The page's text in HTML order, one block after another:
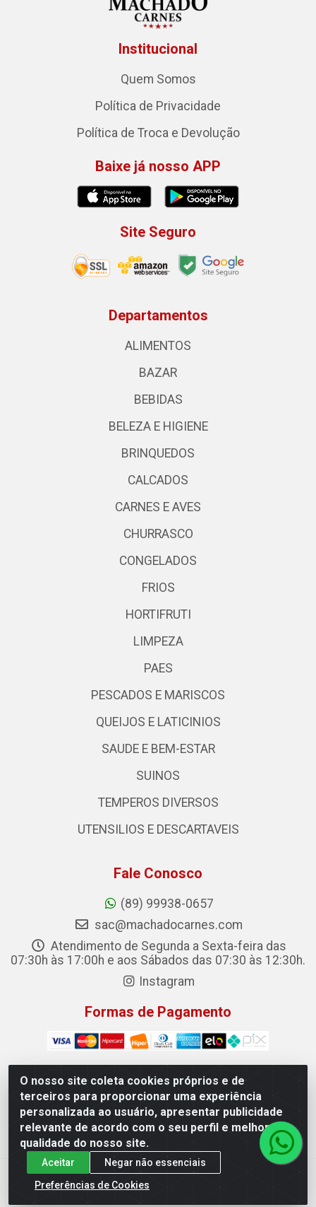
O nosso site coleta cookies próprios e de
terceiros para proporcionar uma experiência
personalizada ao usuário, apresentar publicidade
relevante de acordo com o seu perfil e melhorar a
qualidade do nosso site.
Aceitar
Negar não essenciais
Preferências de Cookies
Institucional
Quem Somos
Política de Privacidade
Política de Troca e Devolução
Baixe já nosso APP
Site Seguro
Departamentos
ALIMENTOS
BAZAR
BEBIDAS
BELEZA E HIGIENE
BRINQUEDOS
CALCADOS
CARNES E AVES
CHURRASCO
CONGELADOS
FRIOS
HORTIFRUTI
LIMPEZA
PAES
PESCADOS E MARISCOS
QUEIJOS E LATICINIOS
SAUDE E BEM-ESTAR
SUINOS
TEMPEROS DIVERSOS
UTENSILIOS E DESCARTAVEIS
Fale Conosco
(89) 99938-0657
sac@machadocarnes.com
Atendimento de Segunda a Sexta-feira das
07:30h às 17:00h e aos Sábados das 07:30 às 12:30h.
Instagram
Formas de Pagamento
Machado Carnes Distribuidora de Alimentos LTDA -
Logradouro: Avenida Candido Aleixo, 148 - Centro - Oeiras/PI
- CEP 64.500-000 - 31.391.008/0001-50